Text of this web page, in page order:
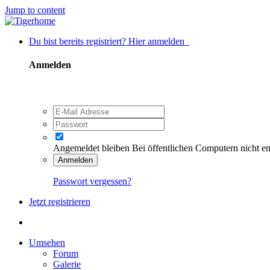
Jump to content
Du bist bereits registriert? Hier anmelden
Anmelden
Angemeldet bleiben Bei öffentlichen Computern nicht
Anmelden
Passwort vergessen?
Jetzt registrieren
Umsehen
Forum
Galerie